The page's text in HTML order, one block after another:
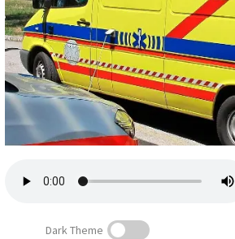
Založnik
Zadruga PD
Naročnine
Dark Theme